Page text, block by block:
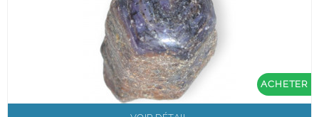
ACHETER